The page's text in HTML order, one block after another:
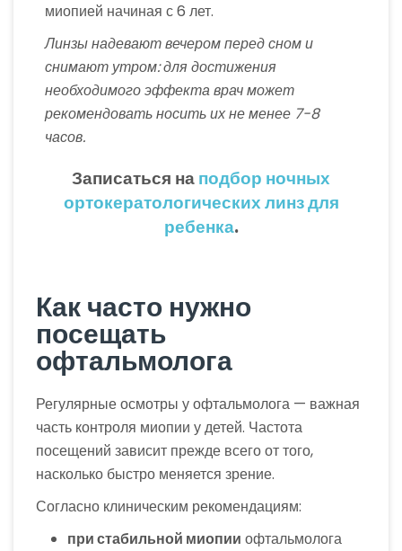
миопией начиная с 6 лет.
Линзы надевают вечером перед сном и
снимают утром: для достижения
необходимого эффекта врач может
рекомендовать носить их не менее 7-8
часов.
Записаться наподбор ночных
ортокератологических линз для
ребенка.
Как часто нужно
посещать
офтальмолога
Регулярные осмотры у офтальмолога — важная
часть контроля миопии у детей. Частота
посещений зависит прежде всего от того,
насколько быстро меняется зрение.
Согласно клиническим рекомендациям:
при стабильной миопии офтальмолога